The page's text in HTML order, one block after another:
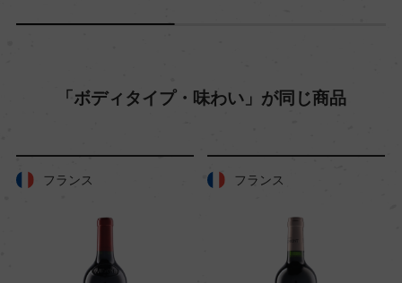
「ボディタイプ・味わい」が同じ商品
フランス フランス